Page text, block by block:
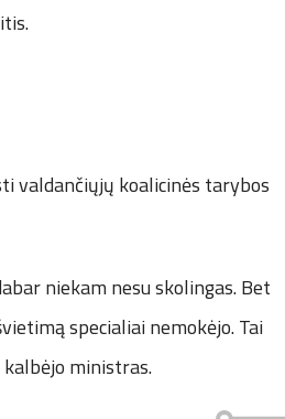
valdančiųjų koalicinės tarybos
niekam nesu skolingas. Bet
specialiai nemokėjo. Tai
ministras.